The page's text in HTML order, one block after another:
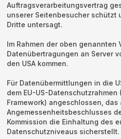
Auftragsverarbeitungsvertrag
unserer Seitenbesucher schützt
Dritte untersagt.
Im Rahmen der oben genannten
Datenübertragungen an Server
den USA kommen.
Für Datenübermittlungen in die
dem EU-US-Datenschutzrahmen
Framework) angeschlossen, das
Angemessenheitsbeschlusses
Kommission die Einhaltung des
Datenschutzniveaus sicherstellt.